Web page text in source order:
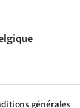
générales